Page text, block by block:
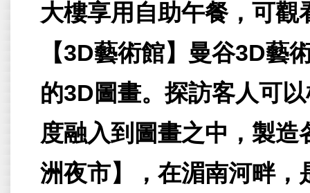
大樓享用自助午餐，可
【3D藝術館】曼谷3D藝
的3D圖畫。探訪客人可
度融入到圖畫之中，製
洲夜市】，在湄南河畔，